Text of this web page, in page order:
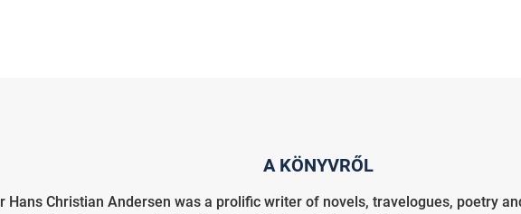
A KÖNYVRŐL
Hans Christian Andersen was a prolific writer of novels, travelogues, poetry